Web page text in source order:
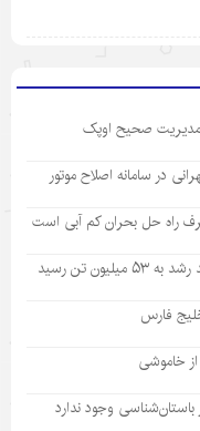
صحیح اوپک
راه حل بحران کم آبی است
خاموشی
وجود ندارد